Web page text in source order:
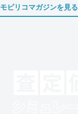
モビリコマガジンを見る